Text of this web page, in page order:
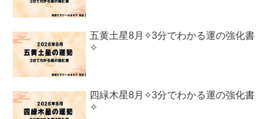
五黄土星8月✧3分でわかる運の強化書
✧
四緑木星8月✧3分でわかる運の強化書
✧